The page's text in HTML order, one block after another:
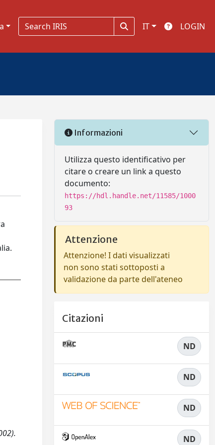
IT LOGIN
Informazioni
Utilizza questo identificativo per
citare o creare un link a questo
documento:
https://hdl.handle.net/11585/1000
93
Attenzione
Attenzione! I dati visualizzati
non sono stati sottoposti a
validazione da parte dell'ateneo
Citazioni
ND
ND
ND
ND